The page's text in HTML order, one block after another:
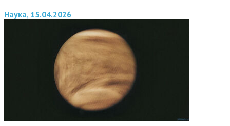
Наука, 15.04.2026